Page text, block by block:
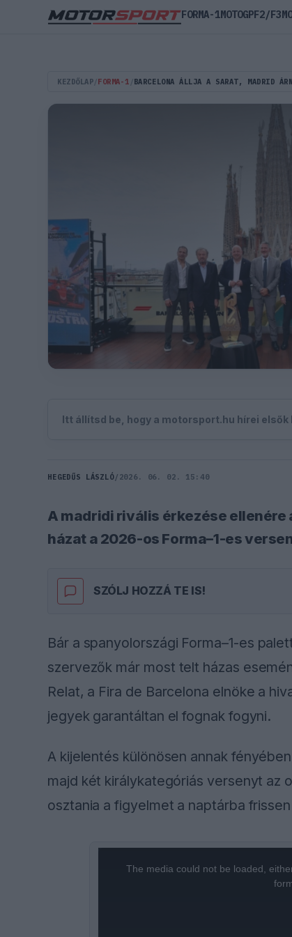
KEZDŐLAP FORMA-1 BARCELONA ÁLLJA A SARAT, MADRID
Itt állítsd be, hogy a motorsport.hu hírei
HEGEDŰS LÁSZLÓ/ 2026. 06. 02. 15:40
A madridi rivális érkezése
házat a 2026-os Forma–1-es
SZÓLJ HOZZÁ TE IS!
Bár a spanyolországi Forma–1-es
szervezők már most telt házas
Relat, a Fira de Barcelona elnöke a
jegyek garantáltan el fognak fogyni.
A kijelentés különösen annak
majd két királykategóriás versenyt az
osztania a figyelmet a naptárba
The media could not be loaded,
FORMA-1MOTOGPF2/F3